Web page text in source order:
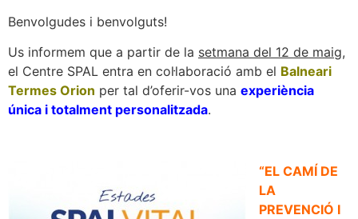
Benvolgudes i benvolguts!
Us informem que a partir de la setmana del 12 de maig,
el Centre SPAL entra en col·laboració amb el Balneari
Termes Orion per tal d’oferir-vos una experiència
única i totalment personalitzada.
“EL CAMÍ DE
LA
PREVENCIÓ I